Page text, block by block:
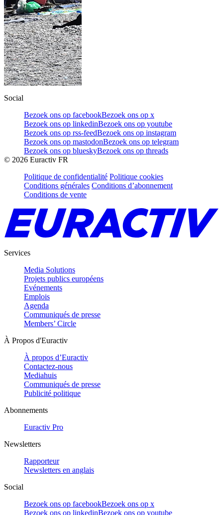
Social
Bezoek ons op facebookBezoek ons op x
Bezoek ons op linkedinBezoek ons op youtube
Bezoek ons op rss-feedBezoek ons op instagram
Bezoek ons op mastodonBezoek ons op telegram
Bezoek ons op blueskyBezoek ons op threads
© 2026 Euractiv FR
Politique de confidentialité Politique cookies
Conditions générales Conditions d’abonnement
Conditions de vente
Services
Media Solutions
Projets publics européens
Evénements
Emplois
Agenda
Communiqués de presse
Members’ Circle
À Propos d'Euractiv
À propos d’Euractiv
Contactez-nous
Mediahuis
Communiqués de presse
Publicité politique
Abonnements
Euractiv Pro
Newsletters
Rapporteur
Newsletters en anglais
Social
Bezoek ons op facebookBezoek ons op x
Bezoek ons op linkedinBezoek ons op youtube